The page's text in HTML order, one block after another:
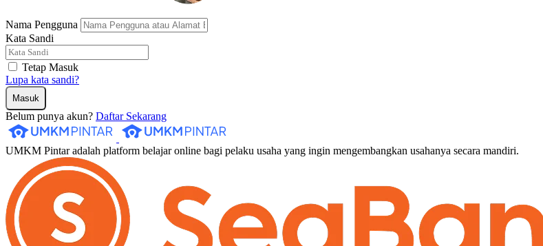
Nama Pengguna
Kata Sandi
Tetap Masuk
Lupa kata sandi?
Masuk
Belum punya akun? Daftar Sekarang
UMKM Pintar adalah platform belajar online bagi pelaku usaha yang ingin mengembangkan usahanya secara mandiri.